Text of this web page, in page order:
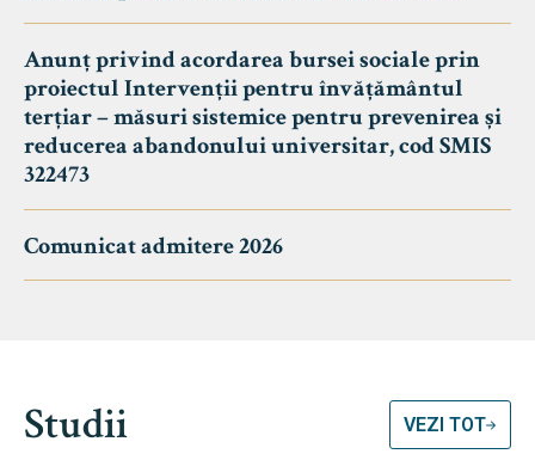
Anunț privind acordarea bursei sociale prin
proiectul Intervenții pentru învățământul
terțiar – măsuri sistemice pentru prevenirea și
reducerea abandonului universitar, cod SMIS
322473
Comunicat admitere 2026
Studii VEZI TOT